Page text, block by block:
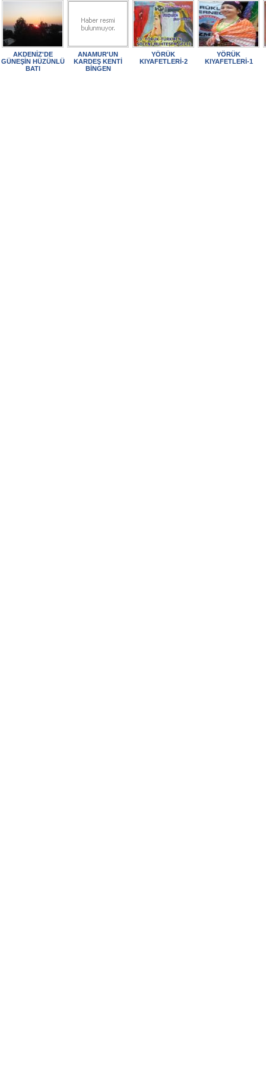
AKDENİZ'DE
GÜNEŞİN HÜZÜNLÜ
BATI
ANAMUR'UN
KARDEŞ KENTİ
BİNGEN
YÖRÜK
KIYAFETLERİ-2
YÖRÜK
KIYAFETLERİ-1